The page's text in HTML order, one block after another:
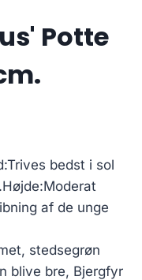
Potte
bedst i sol
af de unge
stedsegrøn
blive bre, Bjergfyr